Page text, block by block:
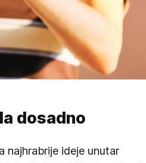
dosadno
najhrabrije ideje unutar